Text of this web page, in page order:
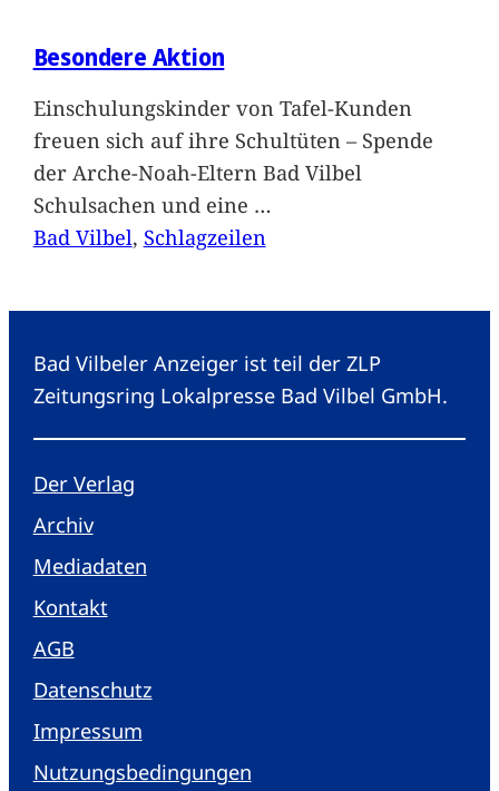
Besondere Aktion
Einschulungskinder von Tafel-Kunden
freuen sich auf ihre Schultüten – Spende
der Arche-Noah-Eltern Bad Vilbel
Schulsachen und eine …
Bad Vilbel, Schlagzeilen
Bad Vilbeler Anzeiger ist teil der ZLP
Zeitungsring Lokalpresse Bad Vilbel GmbH.
Der Verlag
Archiv
Mediadaten
Kontakt
AGB
Datenschutz
Impressum
Nutzungsbedingungen